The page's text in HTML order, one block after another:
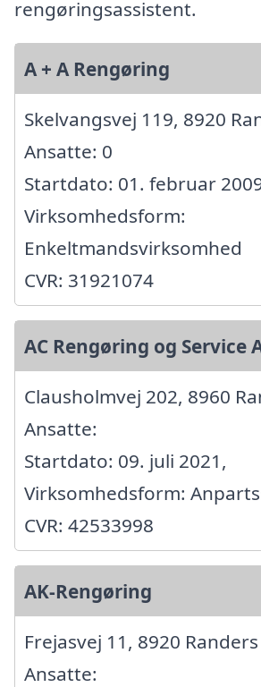
rengøringsassistent.
A + A Rengøring
Skelvangsvej 119, 8920
Ansatte: 0
Startdato: 01. februar
Virksomhedsform:
Enkeltmandsvirksomhed
CVR: 31921074
AC Rengøring og Service
Clausholmvej 202, 8960
Ansatte:
Startdato: 09. juli 2021,
Virksomhedsform:
CVR: 42533998
AK-Rengøring
Frejasvej 11, 8920
Ansatte: